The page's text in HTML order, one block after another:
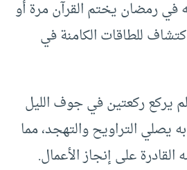
في رمضان يختم القرآن مرة أو
للطاقات الكامنة في
يركع ركعتين في جوف الليل
يصلي التراويح والتهجد، مما
على إنجاز الأعمال.